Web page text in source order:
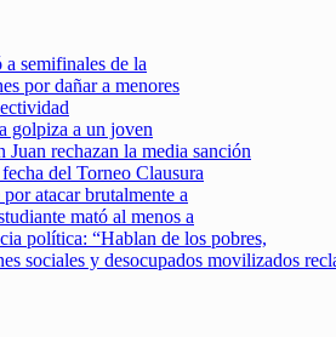
semifinales de la
por dañar a menores
golpiza a un joven
rechazan la media sanción
del Torneo Clausura
atacar brutalmente a
mató al menos a
política: “Hablan de los pobres,
sociales y desocupados movilizados